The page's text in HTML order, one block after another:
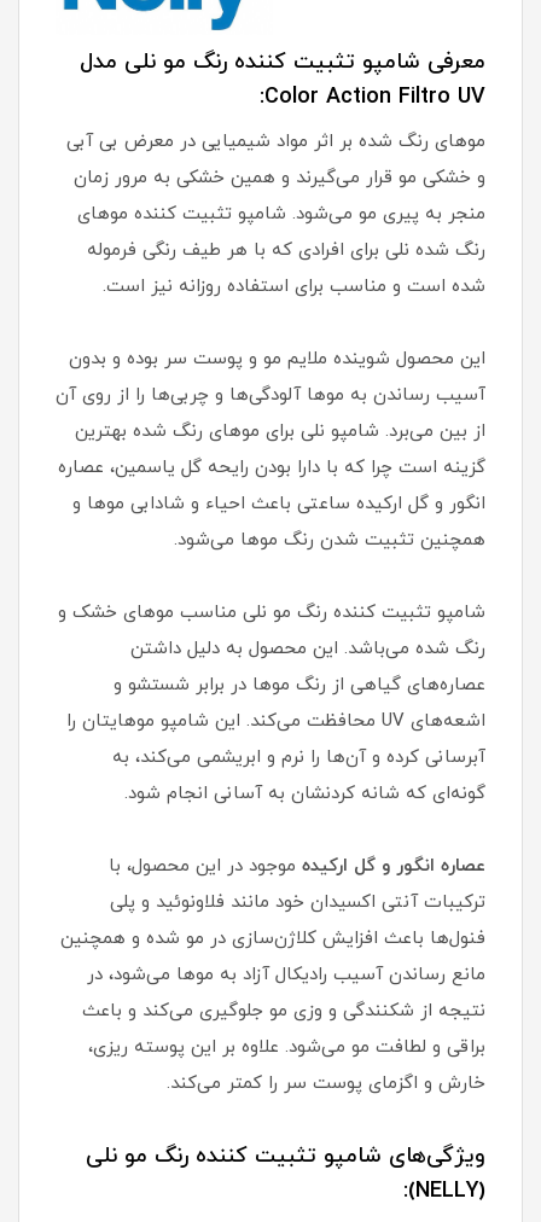
معرفی شامپو تثبیت کننده رنگ مو نلی مدل
Color Action Filtro UV:
موهای رنگ شده بر اثر مواد شیمیایی در معرض بی آبی
و خشکی مو قرار می‌گیرند و همین خشکی به مرور زمان
منجر به پیری مو می‌شود. شامپو تثبیت کننده موهای
رنگ شده نلی برای افرادی که با هر طیف رنگی فرموله
شده است و مناسب برای استفاده روزانه نیز است.
این محصول شوینده ملایم مو و پوست سر بوده و بدون
آسیب رساندن به موها آلودگی‌ها و چربی‌ها را از روی آن
از بین می‌برد. شامپو نلی برای موهای رنگ شده بهترین
گزینه است چرا که با دارا بودن رایحه گل یاسمین، عصاره
انگور و گل ارکیده ساعتی باعث احیاء و شادابی موها و
همچنین تثبیت شدن رنگ موها می‌شود.
شامپو تثبیت کننده رنگ مو نلی مناسب موهای خشک و
رنگ شده می‌باشد. این محصول به دلیل داشتن
عصاره‌های گیاهی از رنگ موها در برابر شستشو و
اشعه‌های UV محافظت می‌کند. این شامپو موهایتان را
آبرسانی کرده و آن‌ها را نرم و ابریشمی می‌کند، به
گونه‌ای که شانه کردنشان به آسانی انجام شود.
عصاره انگور و گل ارکیده موجود در این محصول، با
ترکیبات آنتی اکسیدان خود مانند فلاونوئید و پلی
فنول‌ها باعث افزایش کلاژن‌سازی در مو شده و همچنین
مانع رساندن آسیب رادیکال آزاد به موها می‌شود، در
نتیجه از شکنندگی و وزی مو جلوگیری می‌کند و باعث
براقی و لطافت مو می‌شود. علاوه بر این پوسته ریزی،
خارش و اگزمای پوست سر را کمتر می‌کند.
ویژگی‌های شامپو تثبیت کننده رنگ مو نلی
(NELLY):